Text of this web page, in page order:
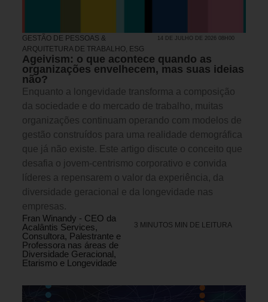
GESTÃO DE PESSOAS &
ARQUITETURA DE TRABALHO, ESG
14 DE JULHO DE 2026 08H00
Ageivism: o que acontece quando as
organizações envelhecem, mas suas ideias
não?
Enquanto a longevidade transforma a composição
da sociedade e do mercado de trabalho, muitas
organizações continuam operando com modelos de
gestão construídos para uma realidade demográfica
que já não existe. Este artigo discute o conceito que
desafia o jovem-centrismo corporativo e convida
líderes a repensarem o valor da experiência, da
diversidade geracional e da longevidade nas
empresas.
Fran Winandy - CEO da
Acalântis Services,
Consultora, Palestrante e
Professora nas áreas de
Diversidade Geracional,
Etarismo e Longevidade
3 MINUTOS MIN DE LEITURA